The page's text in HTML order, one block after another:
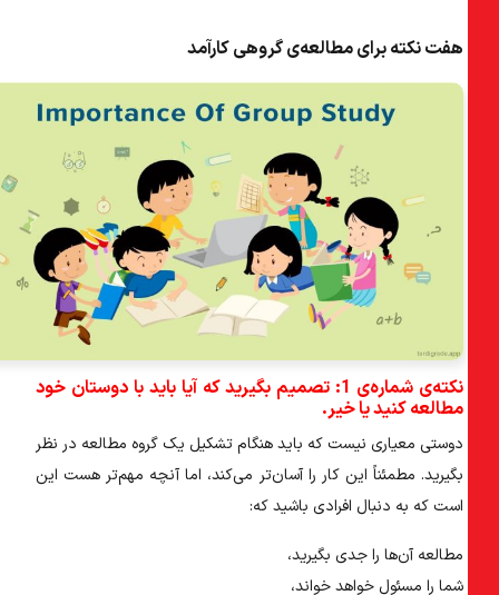
هفت نکته برای مطالعه‌ی گروهی کارآمد
نکته‌ی شماره‌ی 1: تصمیم بگیرید که آیا باید با دوستان خود
مطالعه کنید یا خیر.
دوستی معیاری نیست که باید هنگام تشکیل یک گروه مطالعه در نظر
بگیرید. مطمئناً این کار را آسان‌تر می‌کند، اما آنچه مهم‌تر هست این
است که به دنبال افرادی باشید که:
مطالعه آن‌ها را جدی بگیرید،
شما را مسئول خواهد خواند،